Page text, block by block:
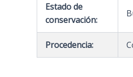
Estado de
conservación:
Procedencia: